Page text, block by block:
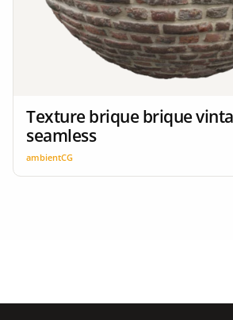
Texture brique brique
seamless
ambientCG